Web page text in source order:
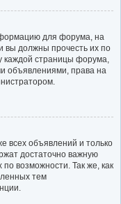
для форума, на
вы должны прочесть их по
каждой страницы форума,
объявлениями, права на
всех объявлений и только
достаточно важную
возможности. Так же, как
тем